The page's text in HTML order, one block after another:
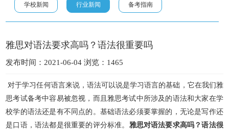
学校新闻 行业新闻 备考指南
雅思对语法要求高吗？语法很重要吗
发布时间：2021-06-04 浏览：1465
对于学习任何语言来说，语法可以说是学习语言的基础，它在我们雅
思考试备考中容易被忽视，而且雅思考试中所涉及的语法和大家在学
校学的语法还是有不同点的。基础语法必须要掌握的，无论是写作还
是口语，语法都是很重要的评分标准。 雅思对语法要求高吗？语法很